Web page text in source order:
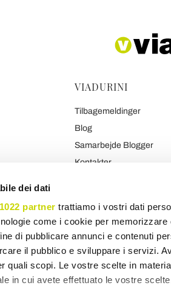
dei dati
partner trattiamo i vostri dati
come i cookie per
di pubblicare annunci e contenuti
il pubblico e sviluppare i servizi.
quali scopi. Le vostre scelte in
in cui avete effettuato le vostre
VIADURINI
Tilbagemeldinger
Blog
Samarbejde Blogger
Kontakter
Kort over produkter